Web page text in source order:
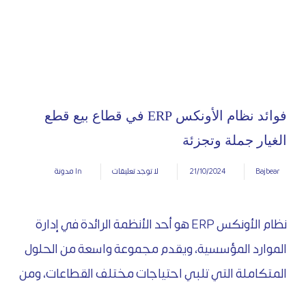
فوائد نظام الأونكس ERP في قطاع بيع قطع
الغيار جملة وتجزئة
Bajbear
21/10/2024 لا توجد تعليقات In مدونة
نظام الأونكس ERP هو أحد الأنظمة الرائدة في إدارة
الموارد المؤسسية، ويقدم مجموعة واسعة من الحلول
المتكاملة التي تلبي احتياجات مختلف القطاعات، ومن